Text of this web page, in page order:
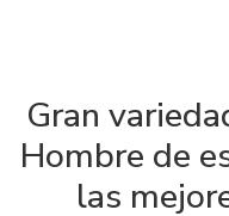
Gran
Hombre de
las